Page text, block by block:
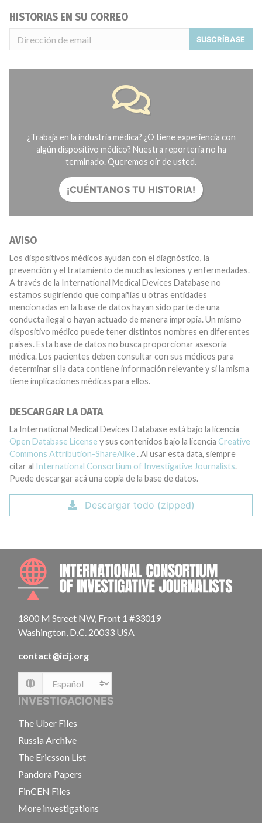
HISTORIAS EN SU CORREO
SUSCRÍBASE
¿Trabaja en la industria médica? ¿O tiene experiencia con
algún dispositivo médico? Nuestra reportería no ha
terminado. Queremos oír de usted.
¡CUÉNTANOS TU HISTORIA!
AVISO
Los dispositivos médicos ayudan con el diagnóstico, la
prevención y el tratamiento de muchas lesiones y enfermedades.
A través de la International Medical Devices Database no
estamos sugiriendo que compañías u otras entidades
mencionadas en la base de datos hayan sido parte de una
conducta ilegal o hayan actuado de manera impropia. Un mismo
dispositivo médico puede tener distintos nombres en diferentes
países. Esta base de datos no busca proporcionar asesoría
médica. Los pacientes deben consultar con sus médicos para
determinar si la data contiene información relevante y si la misma
tiene implicaciones médicas para ellos.
DESCARGAR LA DATA
La International Medical Devices Database está bajo la licencia
Open Database License y sus contenidos bajo la licencia Creative
Commons Attribution-ShareAlike . Al usar esta data, siempre
citar al International Consortium of Investigative Journalists.
Puede descargar acá una copia de la base de datos.
Descargar todo (zipped)
1800 M Street NW, Front 1 #33019
Washington, D.C. 20033 USA
contact@icij.org
Language
INVESTIGACIONES
The Uber Files
Russia Archive
The Ericsson List
Pandora Papers
FinCEN Files
More investigations